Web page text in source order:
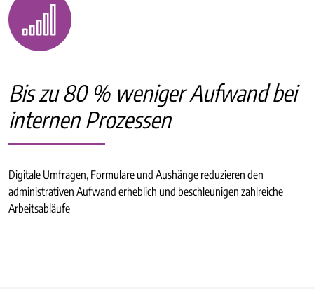
Bis zu 80 % weniger Aufwand bei
internen Prozessen
Digitale Umfragen, Formulare und Aushänge reduzieren den
administrativen Aufwand erheblich und beschleunigen zahlreiche
Arbeitsabläufe